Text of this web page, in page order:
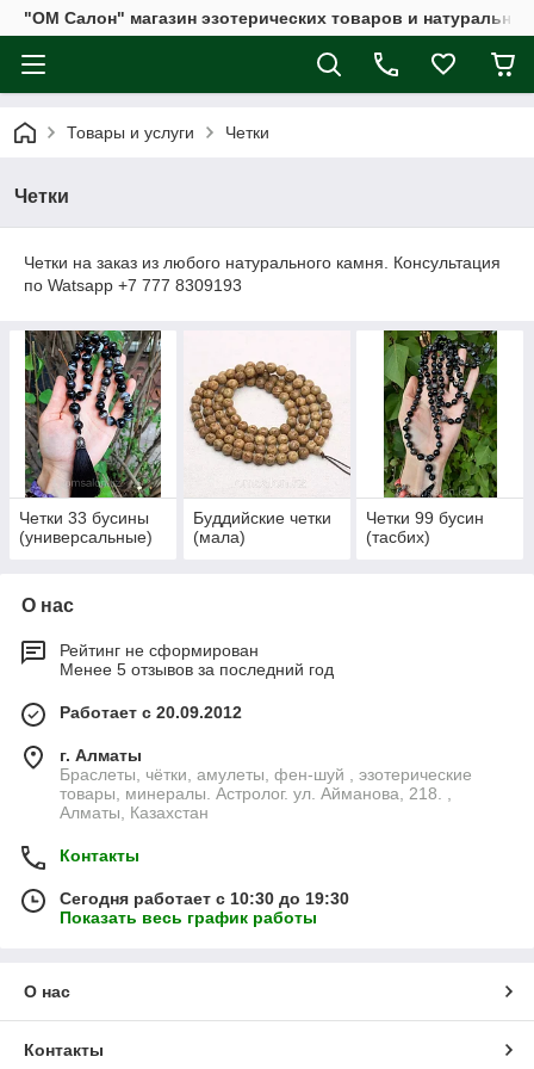
"ОМ Салон" магазин эзотерических товаров и
Товары и услуги Четки
Четки
Четки на заказ из любого натурального камня. Консультация
по Watsapp +7 777 8309193
Четки 33 бусины
(универсальные)
Буддийские четки
(мала)
Четки 99 бусин
(тасбих)
О нас
Рейтинг не сформирован
Менее 5 отзывов за последний год
Работает с 20.09.2012
г. Алматы
Браслеты, чётки, амулеты, фен-шуй , эзотерические
товары, минералы. Астролог. ул. Айманова, 218. ,
Алматы, Казахстан
Контакты
Сегодня работает с 10:30 до 19:30
Показать весь график работы
О нас
Контакты